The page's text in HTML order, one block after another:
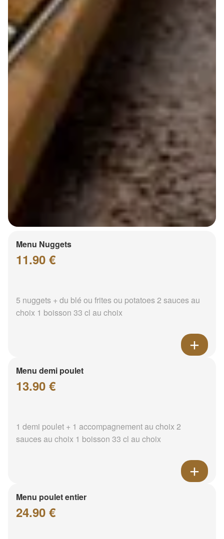
Menu Nuggets
11.90 €
5 nuggets + du blé ou frites ou potatoes 2 sauces au
choix 1 boisson 33 cl au choix
Menu demi poulet
13.90 €
1 demi poulet + 1 accompagnement au choix 2
sauces au choix 1 boisson 33 cl au choix
Menu poulet entier
24.90 €